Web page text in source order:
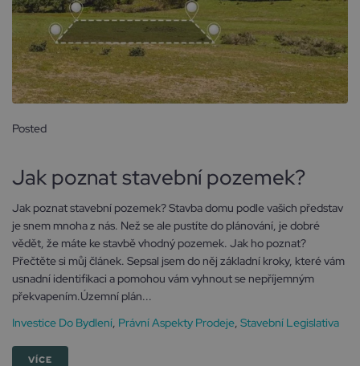
Posted
Jak poznat stavební pozemek?
Jak poznat stavební pozemek? Stavba domu podle vašich představ
je snem mnoha z nás. Než se ale pustíte do plánování, je dobré
vědět, že máte ke stavbě vhodný pozemek. Jak ho poznat?
Přečtěte si můj článek. Sepsal jsem do něj základní kroky, které vám
usnadní identifikaci a pomohou vám vyhnout se nepříjemným
překvapením.Územní plán...
Investice Do Bydlení Právní Aspekty Prodeje Stavební Legislativa
VÍCE